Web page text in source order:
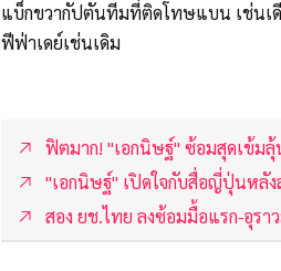
แบ็กขวากัปตันทีมที่ติดโทษแบน เช่นเดี
ฟีฟ่าเดย์เช่นเดิม
ฟิตมาก! "เอกนิษฐ์" ซ้อมสุดเข้ม
"เอกนิษฐ์" เปิดใจกับสื่อญี่ปุ่นหลัง
สอง ยช.ไทย ลงซ้อมมื้อแรก-อุรา